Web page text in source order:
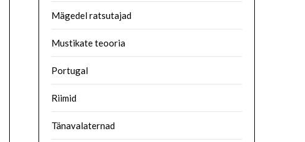
Mägedel ratsutajad
Mustikate teooria
Portugal
Riimid
Tänavalaternad